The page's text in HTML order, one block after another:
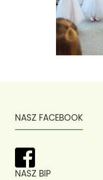
NASZ FACEBOOK
NASZ BIP